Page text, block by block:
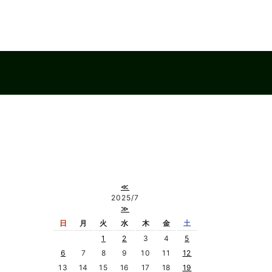
≪
2025/7
≫
日
月 火 水 木 金
土
1
2 3 4
5
6
7 8 9 10 11
12
13
14 15 16 17 18 19